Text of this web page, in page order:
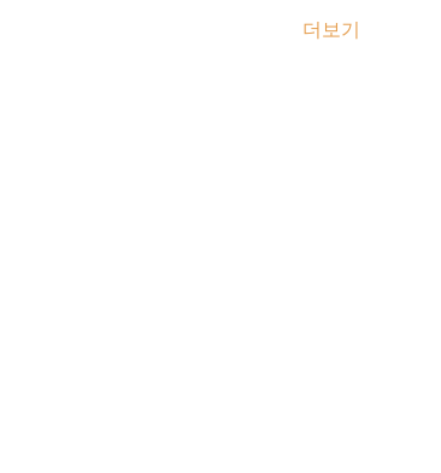
더보기